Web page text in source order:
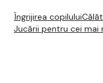
Îngrijirea copilului
Jucării pentru cei mai